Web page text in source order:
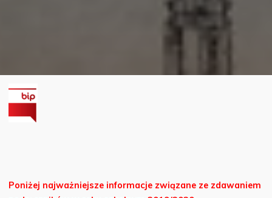
Poniżej najważniejsze informacje związane ze zdawaniem